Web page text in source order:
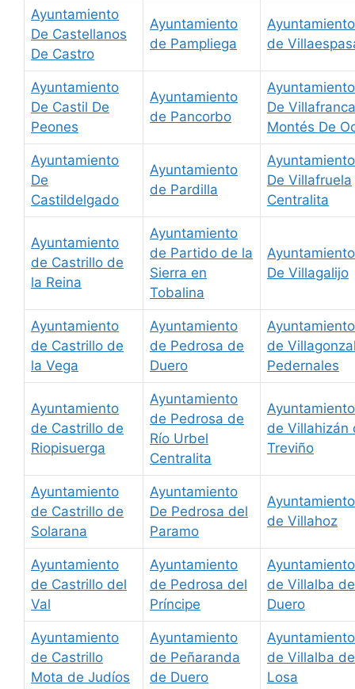
Ayuntamiento
De Castellanos
De Castro
Ayuntamiento
de Pampliega
Ayuntamiento
de
Ayuntamiento
De Castil De
Peones
Ayuntamiento
de Pancorbo
Ayuntamiento
De Villafranca
Montés De
Ayuntamiento
De
Castildelgado
Ayuntamiento
de Pardilla
Ayuntamiento
De Villafruela
Centralita
Ayuntamiento
de Castrillo de
la Reina
Ayuntamiento
de Partido de la
Sierra en
Tobalina
Ayuntamiento
De Villagalijo
Ayuntamiento
de Castrillo de
la Vega
Ayuntamiento
de Pedrosa de
Duero
Ayuntamiento
de
Pedernales
Ayuntamiento
de Castrillo de
Riopisuerga
Ayuntamiento
de Pedrosa de
Río Urbel
Centralita
Ayuntamiento
de Villahizán
Treviño
Ayuntamiento
de Castrillo de
Solarana
Ayuntamiento
De Pedrosa del
Paramo
Ayuntamiento
de Villahoz
Ayuntamiento
de Castrillo del
Val
Ayuntamiento
de Pedrosa del
Príncipe
Ayuntamiento
de Villalba de
Duero
Ayuntamiento
de Castrillo
Mota de Judíos
Ayuntamiento
de Peñaranda
de Duero
Ayuntamiento
de Villalba de
Losa